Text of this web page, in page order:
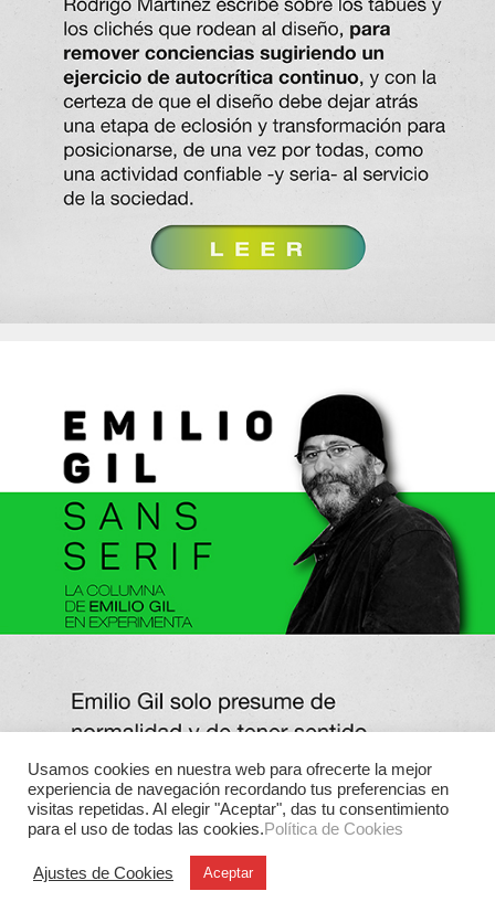
Usamos cookies en nuestra web para ofrecerte la mejor
experiencia de navegación recordando tus preferencias en
visitas repetidas. Al elegir "Aceptar", das tu consentimiento
para el uso de todas las cookies.Política de Cookies
Ajustes de Cookies Aceptar